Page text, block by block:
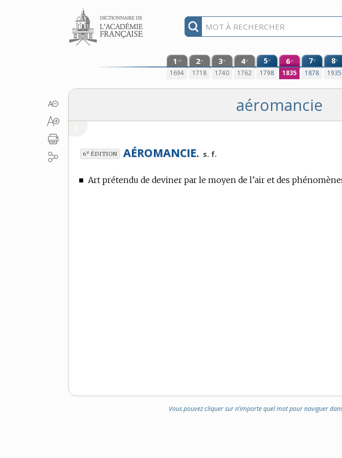
Aller au contenu
1 re
1694
2e
1718
3e
1740
4e
1762
5e
1798
6e
1835
7e
1878
8e
1935
aéromancie
6e ÉDITION AÉROMANCIE. s. f.
■ Art prétendu de deviner par le moyen de l’air et des
Vous pouvez cliquer sur n’importe quel mot pour naviguer